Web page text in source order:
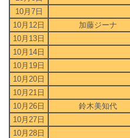
10月7日
10月12日
加藤ジーナ
10月13日
10月14日
10月19日
10月20日
10月21日
10月26日
鈴木美知代
10月27日
10月28日